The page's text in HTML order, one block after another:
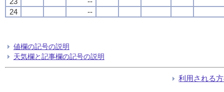
24
--
値欄の記号の説明
天気欄と記事欄の記号の説明
利用される